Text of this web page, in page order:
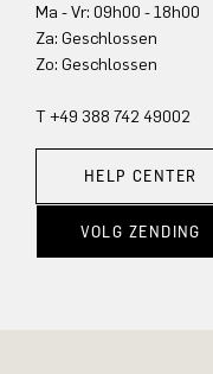
Ma - Vr: 09h00 - 18h00
Za: Geschlossen
Zo: Geschlossen
T +49 388 742 49002
HELP CENTER
VOLG ZENDING